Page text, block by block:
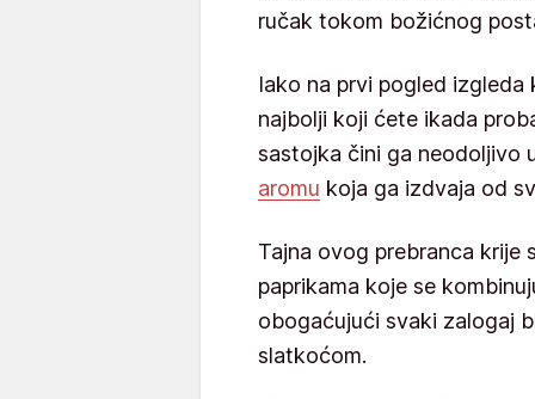
ručak tokom božićnog
Iako na prvi pogled
najbolji koji ćete ikada
sastojka čini ga neodoljivo
aromu koja ga izdvaja od
Tajna ovog prebranca krije
paprikama koje se
obogaćujući svaki zalogaj
slatkoćom.